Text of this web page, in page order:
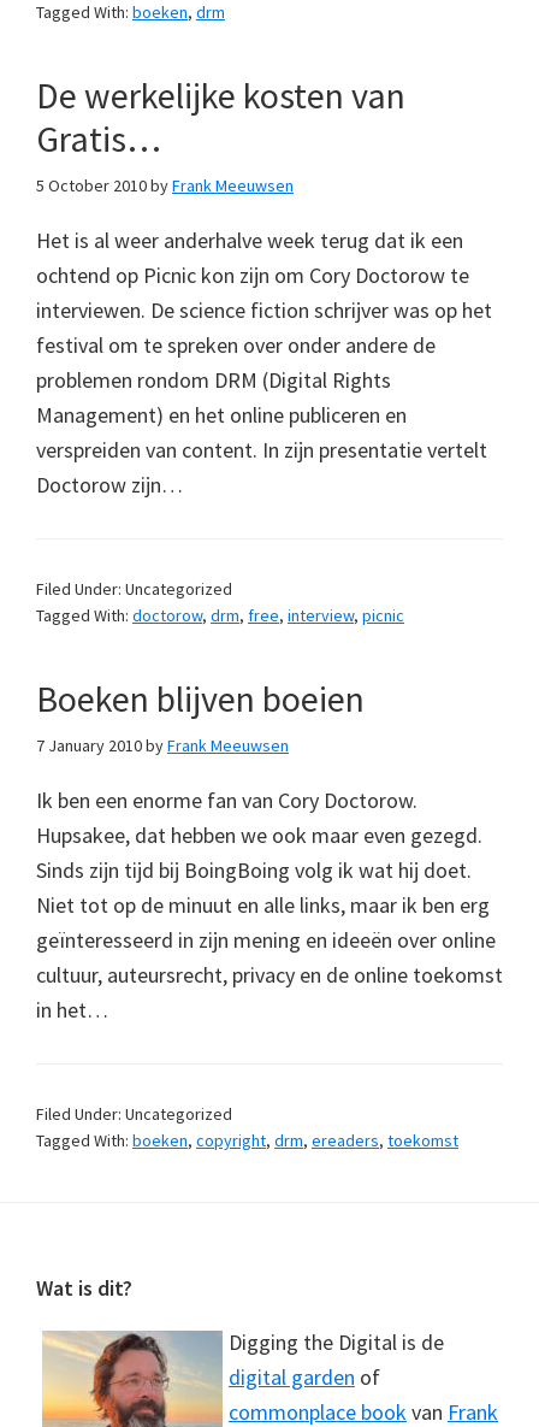
Tagged With: boeken, drm
De werkelijke kosten van
Gratis…
5 October 2010byFrank Meeuwsen
Het is al weer anderhalve week terug dat ik een
ochtend op Picnic kon zijn om Cory Doctorow te
interviewen. De science fiction schrijver was op het
festival om te spreken over onder andere de
problemen rondom DRM (Digital Rights
Management) en het online publiceren en
verspreiden van content. In zijn presentatie vertelt
Doctorow zijn…
Filed Under: Uncategorized
Tagged With: doctorow, drm, free, interview, picnic
Boeken blijven boeien
7 January 2010byFrank Meeuwsen
Ik ben een enorme fan van Cory Doctorow.
Hupsakee, dat hebben we ook maar even gezegd.
Sinds zijn tijd bij BoingBoing volg ik wat hij doet.
Niet tot op de minuut en alle links, maar ik ben erg
geïnteresseerd in zijn mening en ideeën over online
cultuur, auteursrecht, privacy en de online toekomst
in het…
Filed Under: Uncategorized
Tagged With: boeken, copyright, drm, ereaders, toekomst
Footer
Wat is dit?
Digging the Digital is de
digital garden of
commonplace bookvan Frank